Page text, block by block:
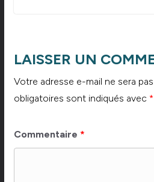
LAISSER UN
Votre adresse e-mail ne sera
obligatoires sont indiqués avec *
Commentaire *